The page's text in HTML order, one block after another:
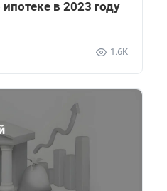
в 2023 году
1.6K